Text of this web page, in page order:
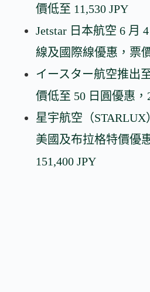
價低至 11,530 JPY
Jetstar 日本航空 6 月
線及國際線優惠，票
イースター航空推出
價低至 50 日圓優惠，
星宇航空（
美國及布拉格特價優
151,400 JPY